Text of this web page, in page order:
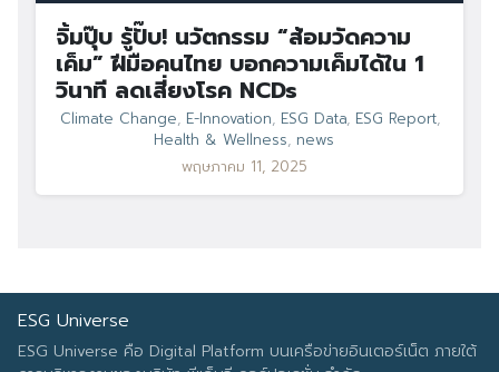
จิ้มปุ๊บ รู้ปั๊บ! นวัตกรรม “ส้อมวัดความ
เค็ม” ฝีมือคนไทย บอกความเค็มได้ใน 1
วินาที ลดเสี่ยงโรค NCDs
Climate Change, E-Innovation, ESG Data, ESG Report,
Health & Wellness, news
พฤษภาคม 11, 2025
ESG Universe
ESG Universe คือ Digital Platform บนเครือข่ายอินเตอร์เน็ต ภายใต้